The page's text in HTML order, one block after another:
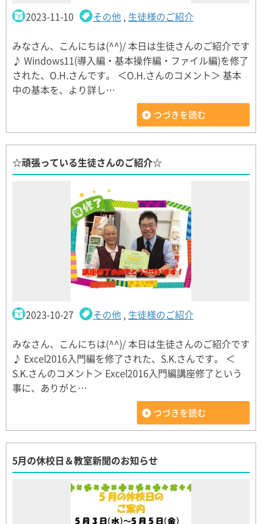
2023-11-10 その他 , 生徒様のご紹介
みなさん、こんにちは(^^)/ 本日は生徒さんのご紹介です
♪ Windows11(導入編・基本操作編・ファイル編)を修了
された、O.H.さんです。 ＜O.H.さんのコメント＞ 基本
中の基本を、より詳し…
つづきを読む
☆頑張っている生徒さんのご紹介☆
2023-10-27 その他 , 生徒様のご紹介
みなさん、こんにちは(^^)/ 本日は生徒さんのご紹介です
♪ Excel2016入門編を修了された、S.K.さんです。 ＜
S.K.さんのコメント＞ Excel2016入門編講座修了という
事に、ありがと…
つづきを読む
5月の休校日＆教室新聞のお知らせ